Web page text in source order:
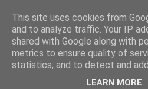
This site uses cookies from
and to analyze traffic. Your IP
shared with Google along with
metrics to ensure quality of
statistics, and to detect and
LEARN MORE